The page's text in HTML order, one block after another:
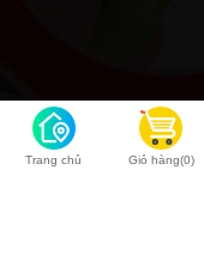
Trang chủ Giỏ hàng(0)